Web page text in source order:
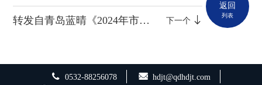
转发自青岛蓝晴《2024年市政道路工程全要素质量精细化施工管理观摩活动举行》 下一个
返回
列表
0532-88256078
hdjt@qdhdjt.com